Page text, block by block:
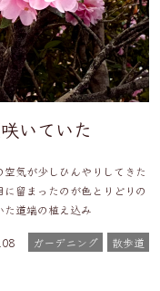
いていた
気が少しひんやりしてきた
留まったのが色とりどりの
道端の植え込み
ガーデニング 散歩道